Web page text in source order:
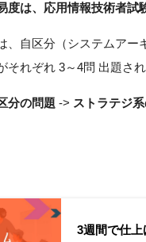
度は、応用情報技術者試
、自区分（システムア
それぞれ 3～4問 出題され
分の問題 -> ストラテジ
3週間で仕上